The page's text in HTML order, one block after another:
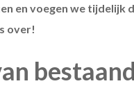
en voegen we tijdelijk
over!